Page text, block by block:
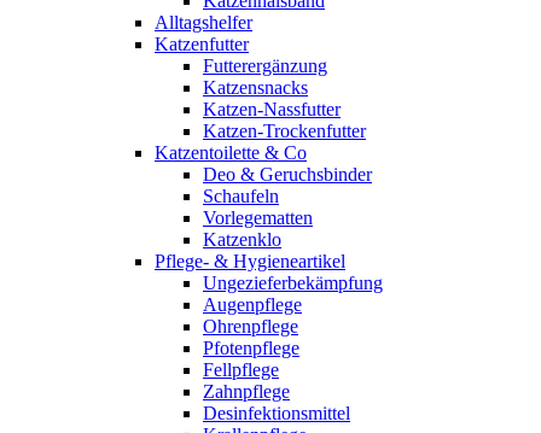
Alltagshelfer
Katzenfutter
Futterergänzung
Katzensnacks
Katzen-Nassfutter
Katzen-Trockenfutter
Katzentoilette & Co
Deo & Geruchsbinder
Schaufeln
Vorlegematten
Katzenklo
Pflege- & Hygieneartikel
Ungezieferbekämpfung
Augenpflege
Ohrenpflege
Pfotenpflege
Fellpflege
Zahnpflege
Desinfektionsmittel